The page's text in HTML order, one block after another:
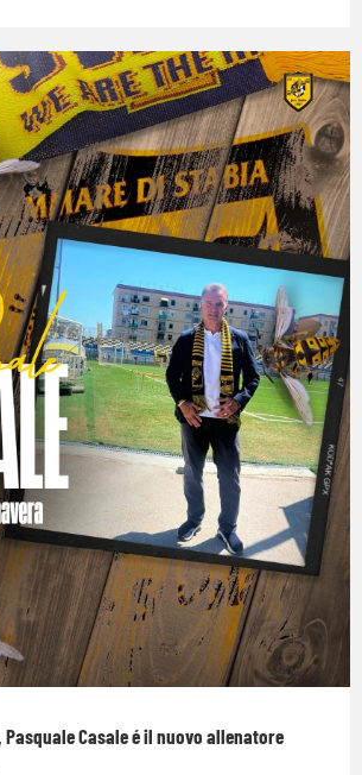
Pasquale Casale é il nuovo allenatore